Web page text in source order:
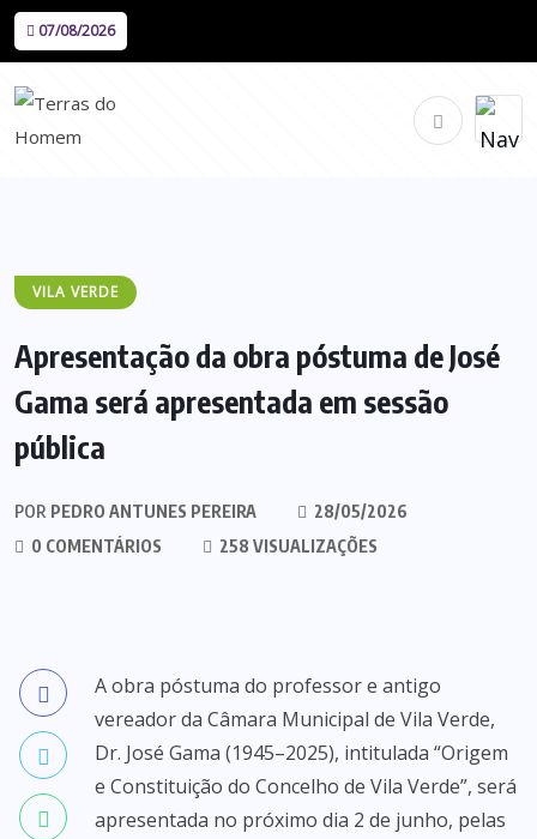
07/08/2026
VILA VERDE
Apresentação da obra póstuma de José
Gama será apresentada em sessão
pública
POR PEDRO ANTUNES PEREIRA
28/05/2026
0 COMENTÁRIOS
258 VISUALIZAÇÕES
A obra póstuma do professor e antigo
vereador da Câmara Municipal de Vila Verde,
Dr. José Gama (1945–2025), intitulada “Origem
e Constituição do Concelho de Vila Verde”, será
apresentada no próximo dia 2 de junho, pelas